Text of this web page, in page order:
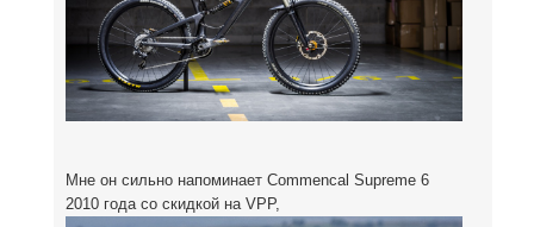
Мне он сильно напоминает Commencal Supreme 6
2010 года со скидкой на VPP,